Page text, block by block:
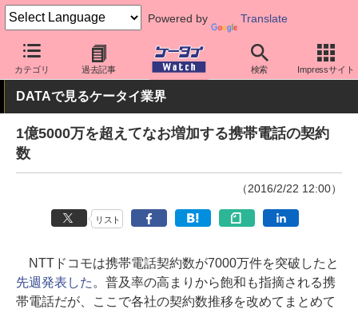
Powered by Translate
カテゴリ 過去記事 検索 Impressサイト
ケータイ Watch 業界動向 調査
DATAで見るケータイ業界
1億5000万を超えてなお増加する携帯電話の契約
数
（2016/2/22 12:00）
リスト
NTTドコモは携帯電話契約数が7000万件を突破したと
先週発表した 。普及率の高まりから飽和も指摘される携
帯電話だが、ここで各社の契約数推移を改めてまとめて